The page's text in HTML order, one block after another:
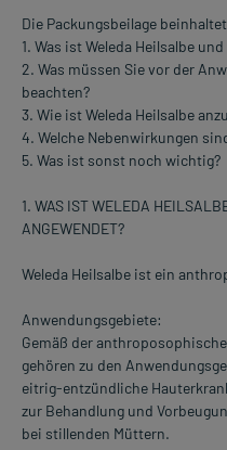
Die Packungsbeilage
1. Was ist Weleda Heilsalbe
2. Was müssen Sie vor der
beachten?
3. Wie ist Weleda Heilsalbe
4. Welche Nebenwirkungen
5. Was ist sonst noch wichtig?
1. WAS IST WELEDA
ANGEWENDET?
Weleda Heilsalbe ist ein
Anwendungsgebiete:
Gemäß der
gehören zu den
eitrig-entzündliche
zur Behandlung und
bei stillenden Müttern.